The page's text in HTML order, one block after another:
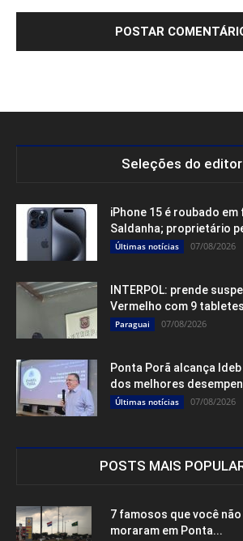
Seleções do editor
iPhone 15 é roubado
Saldanha; proprietário
Últimas notícias 07/08/2026
INTERPOL: prende
Vermelho com 9
Paraguai 07/08/2026
Ponta Porã alcança
dos melhores
Últimas notícias 07/08/2026
POSTS MAIS
7 famosos que você
moraram em Ponta...